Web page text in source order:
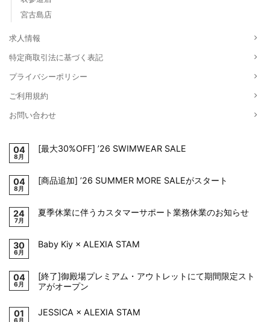
宮古島店
求人情報
特定商取引法に基づく表記
プライバシーポリシー
ご利用規約
お問い合わせ
04
8月
[最大30%OFF] ’26 SWIMWEAR SALE
04
8月
[商品追加] ’26 SUMMER MORE SALEがスタート
24
7月
夏季休業に伴うカスタマーサポート業務休業のお知らせ
30
6月
Baby Kiy × ALEXIA STAM
04
6月
[終了]御殿場プレミアム・アウトレットにて期間限定スト
アがオープン
01
6月
JESSICA × ALEXIA STAM